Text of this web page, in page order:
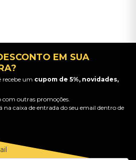
EM SUA
recebe um cupom de 5%, novidades,
outras promoções.
na caixa de entrada do seu email dentro de